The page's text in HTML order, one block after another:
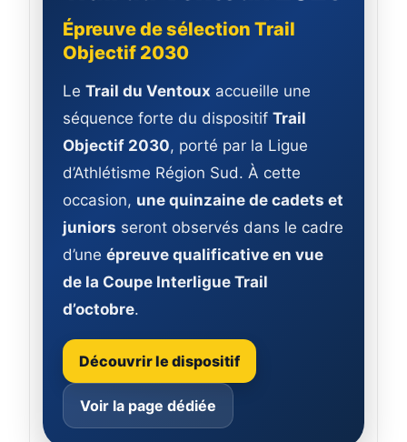
Épreuve de sélection Trail
Objectif 2030
Le Trail du Ventoux accueille une
séquence forte du dispositif Trail
Objectif 2030, porté par la Ligue
d’Athlétisme Région Sud. À cette
occasion, une quinzaine de cadets et
juniors seront observés dans le cadre
d’une épreuve qualificative en vue
de la Coupe Interligue Trail
d’octobre.
Découvrir le dispositif
Voir la page dédiée